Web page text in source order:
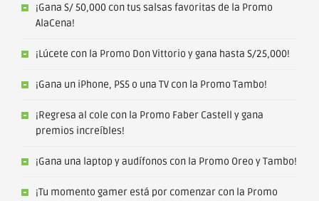
¡Gana S/ 50,000 con tus salsas favoritas de la Promo
AlaCena!
¡Lúcete con la Promo Don Vittorio y gana hasta S/25,000!
¡Gana un iPhone, PS5 o una TV con la Promo Tambo!
¡Regresa al cole con la Promo Faber Castell y gana
premios increíbles!
¡Gana una laptop y audífonos con la Promo Oreo y Tambo!
¡Tu momento gamer está por comenzar con la Promo